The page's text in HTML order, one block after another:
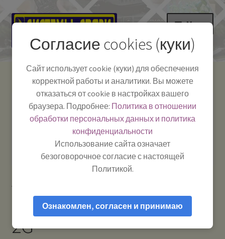
Перейти
навигации
Перейти
содержимому
Меню
Как пользоваться
Полезная информация
Мой аккаунт
Системы Связи:
г. Красноярск, ул.
Работаем:Пн-Пт:
10:00–18:00
-
Телефон:+7-
391-249-1040
Тел.|WA|Telegram:
+79029904090
2G
Согласие cookies (куки)
Сайт использует cookie (куки) для обеспечения
корректной работы и аналитики. Вы можете
отказаться от cookie в настройках вашего
браузера. Подробнее: Политика в отношении
обработки персональных данных и политика
конфиденциальности
Использование сайта означает
безоговорочное согласие с настоящей
Политикой.
Ознакомлен, согласен и принимаю